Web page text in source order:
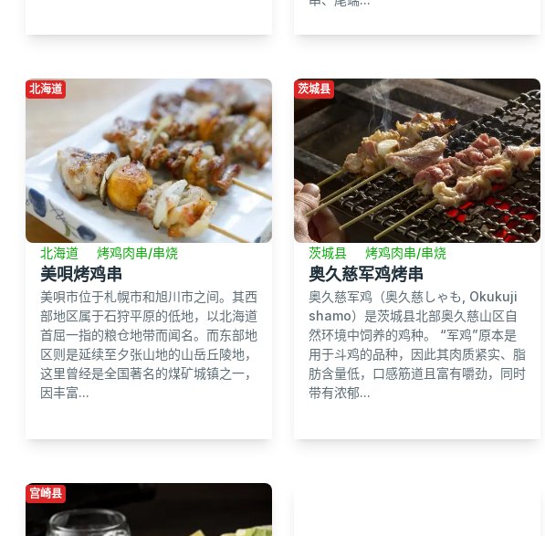
北海道
北海道 烤鸡肉串/串烧
美唄烤鸡串
美唄市位于札幌市和旭川市之间。其西
部地区属于石狩平原的低地，以北海道
首屈一指的粮仓地带而闻名。而东部地
区则是延续至夕张山地的山岳丘陵地，
这里曾经是全国著名的煤矿城镇之一，
因丰富...
茨城县
茨城县 烤鸡肉串/串烧
奥久慈军鸡烤串
奥久慈军鸡（奥久慈しゃも, Okukuji
shamo）是茨城县北部奥久慈山区自
然环境中饲养的鸡种。 “军鸡”原本是
用于斗鸡的品种，因此其肉质紧实、脂
肪含量低，口感筋道且富有嚼劲，同时
带有浓郁...
宫崎县